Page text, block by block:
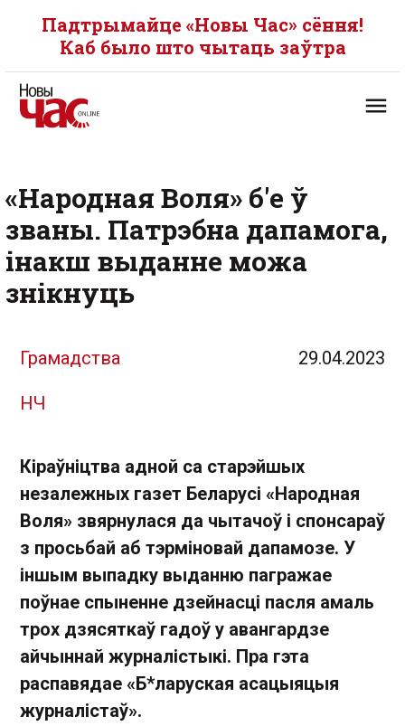
Падтрымайце «Новы Час» сёння!
Каб было што чытаць заўтра
«Народная Воля» б'е ў
званы. Патрэбна дапамога,
інакш выданне можа
знікнуць
Грамадства 29.04.2023
НЧ
Кіраўніцтва адной са старэйшых
незалежных газет Беларусі «Народная
Воля» звярнулася да чытачоў і спонсараў
з просьбай аб тэрміновай дапамозе. У
іншым выпадку выданню пагражае
поўнае спыненне дзейнасці пасля амаль
трох дзясяткаў гадоў у авангардзе
айчыннай журналістыкі. Пра гэта
распавядае «Б*ларуская асацыяцыя
журналістаў».